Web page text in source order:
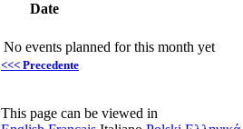
Date
No events planned for this month yet
<<< Precedente
This page can be viewed in